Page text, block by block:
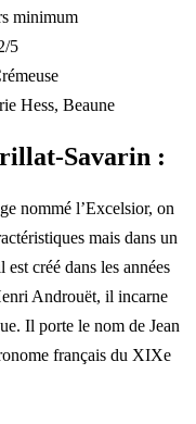
minimum
5
Hess, Beaune
Savarin :
nommé l’Excelsior, on
mais dans un
créé dans les années
Androuët, il incarne
Il porte le nom de Jean
français du XIXe